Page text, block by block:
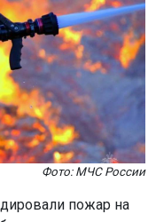
Фото: МЧС России
пожар на